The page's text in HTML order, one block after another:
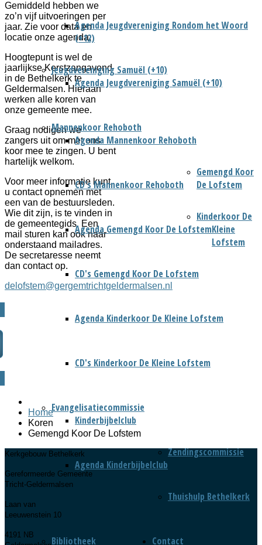
Agenda Jeugdvereniging Rondom het Woord
(+12)
Jeugdvereniging Samuël (+10)
Agenda Jeugdvereniging Samuël (+10)
Mannenkoor Rehoboth
Agenda Mannenkoor Rehoboth
CD's Mannenkoor Rehoboth
Gemengd Koor
De Lofstem
Agenda Gemengd Koor De Lofstem
CD's Gemengd Koor De Lofstem
Kinderkoor De
Kleine
Lofstem
Agenda Kinderkoor De Kleine Lofstem
CD's Kinderkoor De Kleine Lofstem
Evangelisatiecommissie
Kinderbijbelclub
Agenda Kinderbijbelclub
Zendingscommissie
Thuishulp Bethelkerk
Bibliotheek Contact
Gemiddeld hebben we
zo’n vijf uitvoeringen per
jaar. Zie voor data en
locatie onze agenda.
Hoogtepunt is wel de
jaarlijkse Kerstzangavond
in de Bethelkerk te
Geldermalsen. Hieraan
werken alle koren van
onze gemeente mee.
Graag nodigen we
zangers uit om met ons
koor mee te zingen. U bent
hartelijk welkom.
Voor meer informatie kunt
u contact opnemen met
een van de bestuursleden.
Wie dit zijn, is te vinden in
de gemeentegids. Een
mail sturen kan ook naar
onderstaand mailadres.
De secretaresse neemt
dan contact op.
delofstem@gergemtrichtgeldermalsen.nl
Home
Koren
Gemengd Koor De Lofstem
Kerkgebouw Bethelkerk
Gereformeerde Gemeente
Tricht-Geldermalsen
Laan van
Leeuwenstein 10
4191 NB